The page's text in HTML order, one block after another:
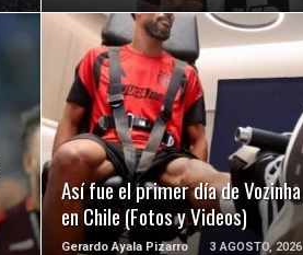
Así fue el primer día de Vozinha
en Chile (Fotos y Videos)
Gerardo Ayala Pizarro 3 AGOSTO, 2026
LEER MÁS